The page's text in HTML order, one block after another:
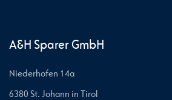
A&H Sparer GmbH
Niederhofen 14a
6380 St. Johann in Tirol